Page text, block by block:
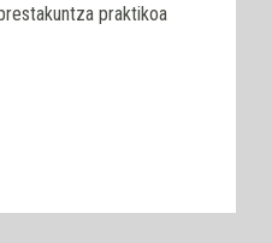
praktikoa